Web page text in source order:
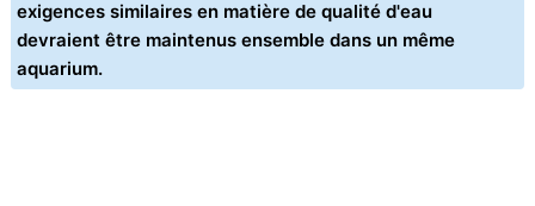
exigences similaires en matière de qualité d'eau
devraient être maintenus ensemble dans un même
aquarium.